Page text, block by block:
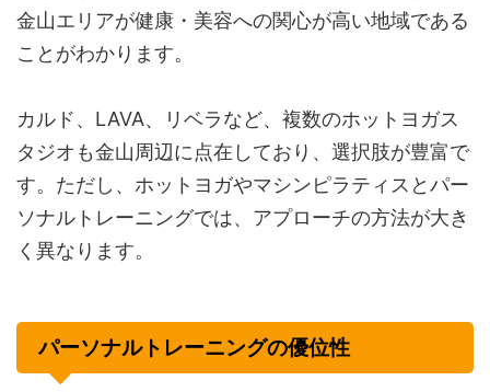
金山エリアが健康・美容への関心が高い地域である
ことがわかります。
カルド、LAVA、リベラなど、複数のホットヨガス
タジオも金山周辺に点在しており、選択肢が豊富で
す。ただし、ホットヨガやマシンピラティスとパー
ソナルトレーニングでは、アプローチの方法が大き
く異なります。
パーソナルトレーニングの優位性